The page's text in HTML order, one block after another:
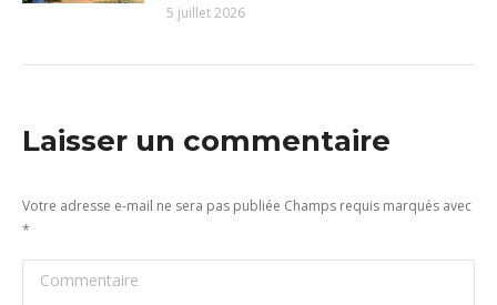
5 juillet 2026
Laisser un commentaire
Votre adresse e-mail ne sera pas publiée Champs requis marqués avec
*
Commentaire